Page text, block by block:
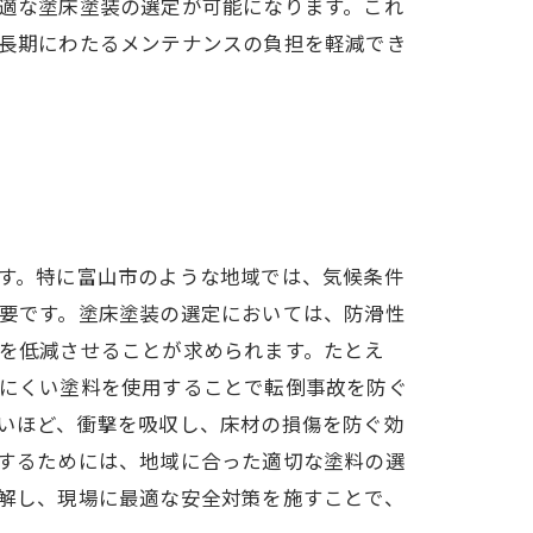
期にわたるメンテナンスの負担を軽減でき
。特に富山市のような地域では、気候条件
です。塗床塗装の選定においては、防滑性
低減させることが求められます。たとえ
くい塗料を使用することで転倒事故を防ぐ
ほど、衝撃を吸収し、床材の損傷を防ぐ効
るためには、地域に合った適切な塗料の選
、現場に最適な安全対策を施すことで、